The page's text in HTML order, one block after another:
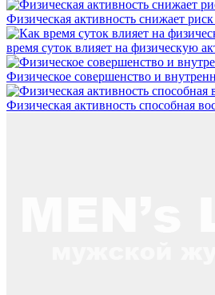
Физическая активность снижает
время суток влияет на физическую
Физическое совершенство и
Физическая активность способная